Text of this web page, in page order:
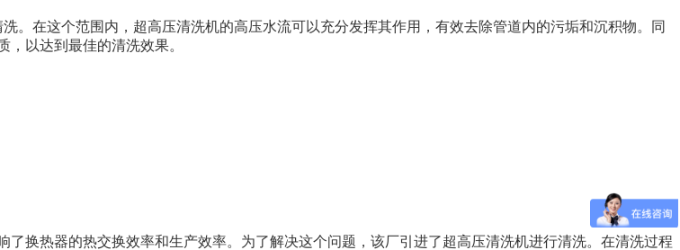
洗。在这个范围内，超高压清洗机的高压水流可以充分发挥其作用，有效去除管道内的污垢和沉积物。同
以达到最佳的清洗效果。
换热器的热交换效率和生产效率。为了解决这个问题，该厂引进了超高压清洗机进行清洗。在清洗过程